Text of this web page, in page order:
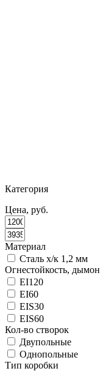
Категория
Цена, руб.
Материал
Сталь х/к 1,2 мм
Огнестойкость,
EI120
EI60
EIS30
EIS60
Кол-во створок
Двупольные
Однопольные
Тип коробки